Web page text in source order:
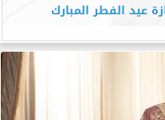
عيد الفطر المبارك